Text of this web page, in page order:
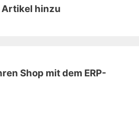
hinzu
Shop mit dem ERP-